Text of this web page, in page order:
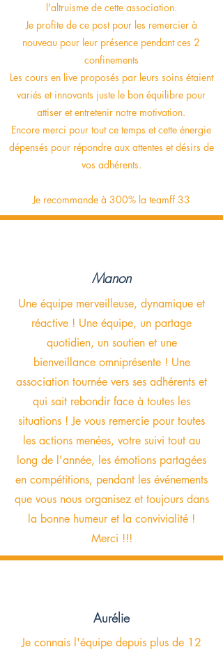
l'altruisme de cette association.
Je profite de ce post pour les remercier à
nouveau pour leur présence pendant ces 2
confinements
Les cours en live proposés par leurs soins étaient
variés et innovants juste le bon équilibre pour
attiser et entretenir notre motivation.
Encore merci pour tout ce temps et cette énergie
dépensés pour répondre aux attentes et désirs de
vos adhérents.
Je recommande à 300% la teamff 33
Manon
Une équipe merveilleuse, dynamique et
réactive ! Une équipe, un partage
quotidien, un soutien et une
bienveillance omniprésente ! Une
association tournée vers ses adhérents et
qui sait rebondir face à toutes les
situations ! Je vous remercie pour toutes
les actions menées, votre suivi tout au
long de l'année, les émotions partagées
en compétitions, pendant les événements
que vous nous organisez et toujours dans
la bonne humeur et la convivialité !
Merci !!!
Aurélie
Je connais l'équipe depuis plus de 12